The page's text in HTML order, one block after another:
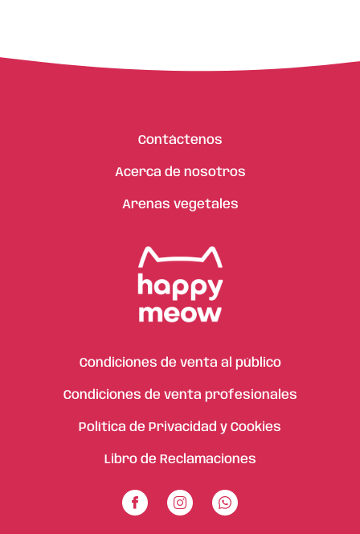
Contáctenos
Acerca de nosotros
Arenas vegetales
Condiciones de venta al público
Condiciones de venta profesionales
Política de Privacidad y Cookies
Libro de Reclamaciones